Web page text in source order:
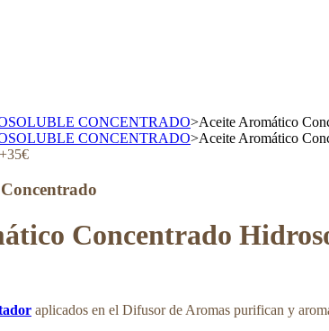
CONCENTRADO>Aceite Aromático
CONCENTRADO>Aceite Aromático
Concentrado
aplicados en el Difusor de Aromas purifican y